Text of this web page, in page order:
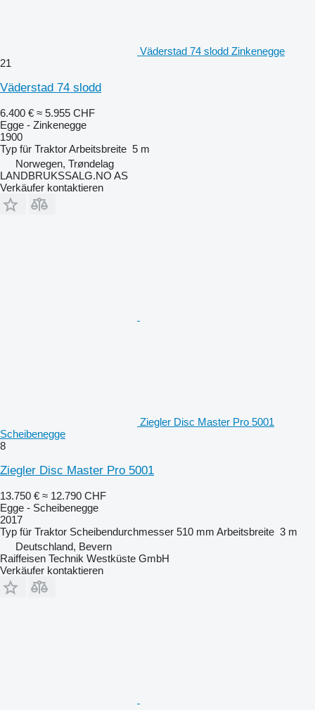
Väderstad 74 slodd Zinkenegge
21
Väderstad 74 slodd
6.400 € ≈ 5.955 CHF
Egge - Zinkenegge
1900
Typ für TraktorArbeitsbreite 5 m
Norwegen, Trøndelag
LANDBRUKSSALG.NO AS
Verkäufer kontaktieren
Ziegler Disc Master Pro 5001
Scheibenegge
8
Ziegler Disc Master Pro 5001
13.750 € ≈ 12.790 CHF
Egge - Scheibenegge
2017
Typ für Traktor Scheibendurchmesser 510 mm Arbeitsbreite 3 m
Deutschland, Bevern
Raiffeisen Technik Westküste GmbH
Verkäufer kontaktieren